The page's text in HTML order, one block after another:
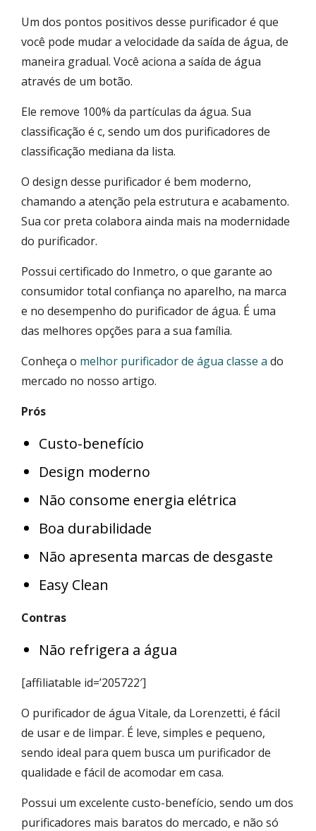
Um dos pontos positivos desse purificador é que
você pode mudar a velocidade da saída de água, de
maneira gradual. Você aciona a saída de água
através de um botão.
Ele remove 100% da partículas da água. Sua
classificação é c, sendo um dos purificadores de
classificação mediana da lista.
O design desse purificador é bem moderno,
chamando a atenção pela estrutura e acabamento.
Sua cor preta colabora ainda mais na modernidade
do purificador.
Possui certificado do Inmetro, o que garante ao
consumidor total confiança no aparelho, na marca
e no desempenho do purificador de água. É uma
das melhores opções para a sua família.
Conheça o melhor purificador de água classe a do
mercado no nosso artigo.
Prós
Custo-benefício
Design moderno
Não consome energia elétrica
Boa durabilidade
Não apresenta marcas de desgaste
Easy Clean
Contras
Não refrigera a água
[affiliatable id=’205722′]
O purificador de água Vitale, da Lorenzetti, é fácil
de usar e de limpar. É leve, simples e pequeno,
sendo ideal para quem busca um purificador de
qualidade e fácil de acomodar em casa.
Possui um excelente custo-benefício, sendo um dos
purificadores mais baratos do mercado, e não só